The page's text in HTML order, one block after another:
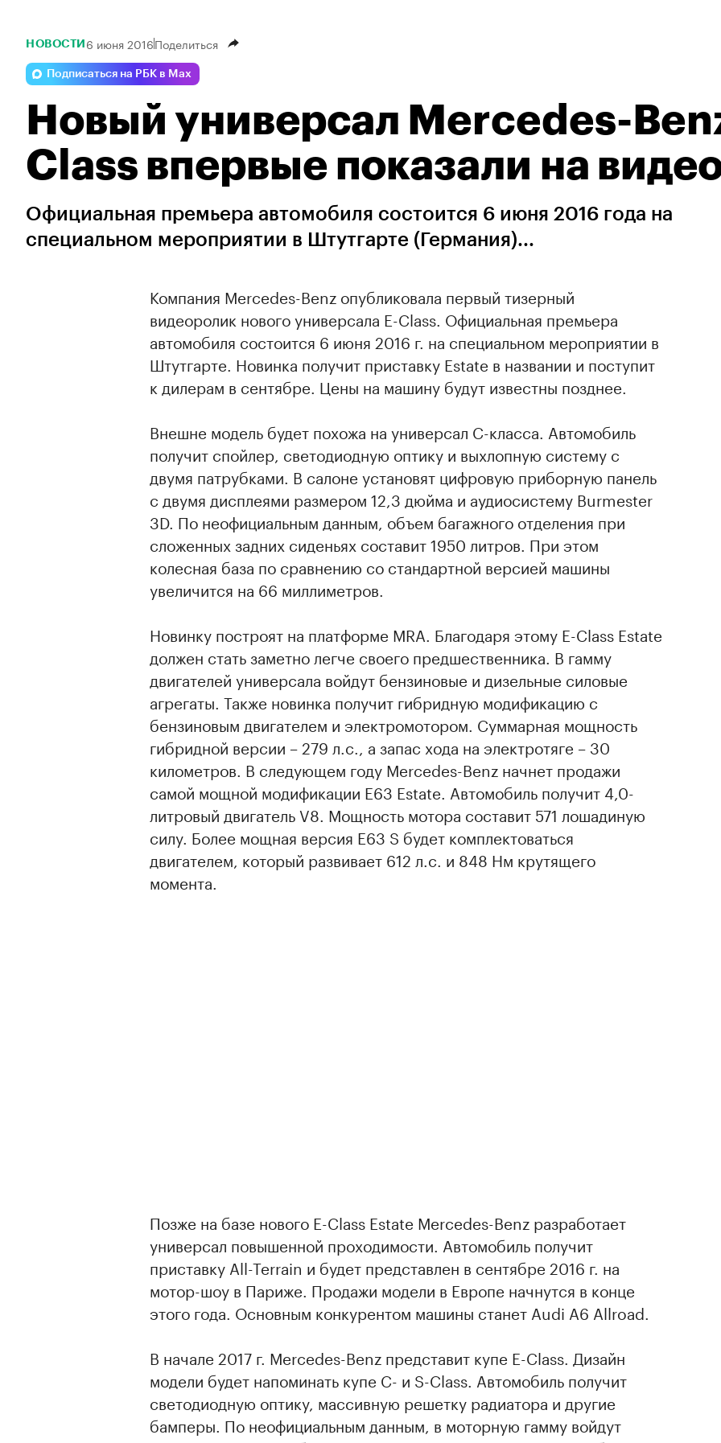
НОВОСТИ 6 июня 2016Поделиться
Подписаться на РБК в Max
Новый универсал Mercedes-
Class впервые показали на
Официальная премьера автомобиля состоится 6 июня 2016 года на
специальном мероприятии в Штутгарте (Германия)...
Компания Mercedes-Benz опубликовала первый тизерный
видеоролик нового универсала E-Class. Официальная премьера
автомобиля состоится 6 июня 2016 г. на специальном мероприятии в
Штутгарте. Новинка получит приставку Estate в названии и поступит
к дилерам в сентябре. Цены на машину будут известны позднее.
Внешне модель будет похожа на универсал C-класса. Автомобиль
получит спойлер, светодиодную оптику и выхлопную систему с
двумя патрубками. В салоне установят цифровую приборную панель
с двумя дисплеями размером 12,3 дюйма и аудиосистему Burmester
3D. По неофициальным данным, объем багажного отделения при
сложенных задних сиденьях составит 1950 литров. При этом
колесная база по сравнению со стандартной версией машины
увеличится на 66 миллиметров.
Новинку построят на платформе MRA. Благодаря этому E-Class Estate
должен стать заметно легче своего предшественника. В гамму
двигателей универсала войдут бензиновые и дизельные силовые
агрегаты. Также новинка получит гибридную модификацию с
бензиновым двигателем и электромотором. Суммарная мощность
гибридной версии – 279 л.с., а запас хода на электротяге – 30
километров. В следующем году Mercedes-Benz начнет продажи
самой мощной модификации E63 Estate. Автомобиль получит 4,0-
литровый двигатель V8. Мощность мотора составит 571 лошадиную
силу. Более мощная версия E63 S будет комплектоваться
двигателем, который развивает 612 л.с. и 848 Нм крутящего
момента.
Позже на базе нового E-Class Estate Mercedes-Benz разработает
универсал повышенной проходимости. Автомобиль получит
приставку All-Terrain и будет представлен в сентябре 2016 г. на
мотор-шоу в Париже. Продажи модели в Европе начнутся в конце
этого года. Основным конкурентом машины станет Audi A6 Allroad.
В начале 2017 г. Mercedes-Benz представит купе E-Class. Дизайн
модели будет напоминать купе С- и S-Class. Автомобиль получит
светодиодную оптику, массивную решетку радиатора и другие
бамперы. По неофициальным данным, в моторную гамму войдут